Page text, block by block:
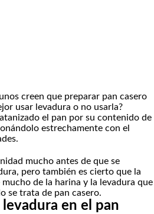
creen que preparar pan casero
usar levadura o no usarla?
el pan por su contenido de
estrechamente con el
mucho antes de que se
pero también es cierto que la
de la harina y la levadura que
se trata de pan casero.
en el pan